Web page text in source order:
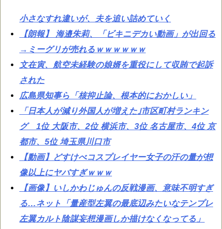
小さなすれ違いが、夫を追い詰めていく
【朗報】 海邉朱莉、「ビキニデカい動画」が出回る
→ミーグリが売れるｗｗｗｗｗｗ
文在寅、航空未経験の娘婿を重役にして収賄で起訴
された
広島県知事ら「核抑止論、根本的におかしい」
「日本人が減り外国人が増えた｣市区町村ランキン
グ 1位 大阪市、2位 横浜市、3位 名古屋市、4位 京
都市、5位 埼玉県川口市
【動画】どすけべコスプレイヤー女子の汗の量が想
像以上にヤバすぎｗｗｗ
【画像】いしかわじゅんの反戦漫画、意味不明すぎ
る…ネット「量産型左翼の最底辺みたいなテンプレ
左翼カルト陰謀妄想漫画しか描けなくなってる」